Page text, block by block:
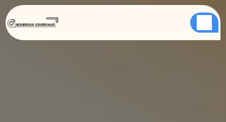
Panneau de gestion des cookies